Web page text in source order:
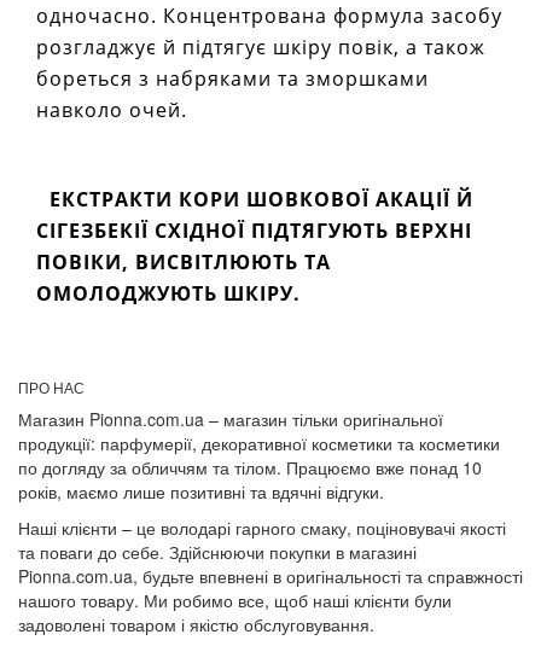
одночасно. Концентрована формула засобу
розгладжує й підтягує шкіру повік, а також
бореться з набряками та зморшками
навколо очей.
ЕКСТРАКТИ КОРИ ШОВКОВОЇ АКАЦІЇ Й
СІГЕЗБЕКІЇ СХІДНОЇ ПІДТЯГУЮТЬ ВЕРХНІ
ПОВІКИ, ВИСВІТЛЮЮТЬ ТА
ОМОЛОДЖУЮТЬ ШКІРУ.
ПРО НАС
Магазин Pionna.com.ua – магазин тільки оригінальної
продукції: парфумерії, декоративної косметики та косметики
по догляду за обличчям та тілом. Працюємо вже понад 10
років, маємо лише позитивні та вдячні відгуки.
Наші клієнти – це володарі гарного смаку, поціновувачі якості
та поваги до себе. Здійснюючи покупки в магазині
Pionna.com.ua, будьте впевнені в оригінальності та справжності
нашого товару. Ми робимо все, щоб наші клієнти були
задоволені товаром і якістю обслуговування.